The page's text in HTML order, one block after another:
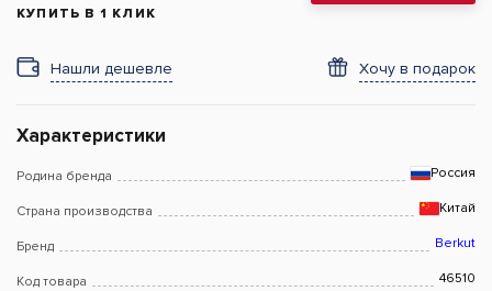
КУПИТЬ В 1 КЛИК
Нашли дешевле Хочу в подарок
Характеристики
Родина бренда Россия
Страна производства Китай
Бренд Berkut
Код товара 46510